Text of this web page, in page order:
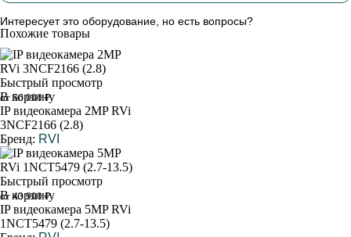
Интересует это оборудование, но есть вопросы?
Похожие товары
Быстрый просмотр
В корзину
от 56 000 ₽
IP видеокамера 2MP RVi
3NCF2166 (2.8)
Бренд: RVI
Быстрый просмотр
В корзину
от 43 900 ₽
IP видеокамера 5MP RVi
1NCT5479 (2.7-13.5)